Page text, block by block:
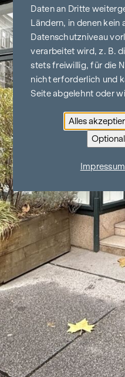
Daten an Dritte
Ländern, in denen kein
Datenschutzniveau
verarbeitet wird, z. B.
stets freiwillig, für die
nicht erforderlich und
Seite abgelehnt oder
Alles
Impressum